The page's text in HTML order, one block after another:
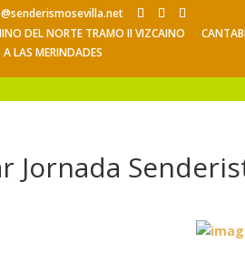
DEL NORTE TRAMO II VIZCAINO
A LAS MERINDADES
Jornada